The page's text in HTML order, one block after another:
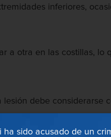
inferiores,
a otra en las costillas,
debe considerarse
en California?
ha sido acusado de un